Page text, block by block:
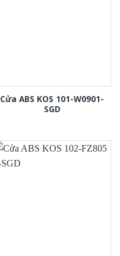
Cửa ABS KOS 101-W0901-
SGD